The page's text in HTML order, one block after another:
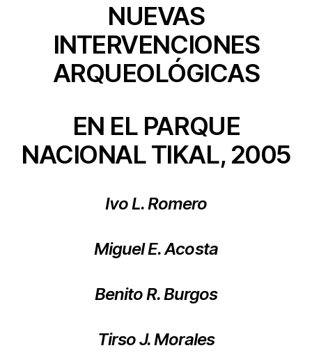
NUEVAS
INTERVENCIONES
ARQUEOLÓGICAS
EN EL PARQUE
NACIONAL TIKAL, 2005
Ivo L. Romero
Miguel E. Acosta
Benito R. Burgos
Tirso J. Morales